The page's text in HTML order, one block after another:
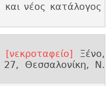
νέος κατάλογος
[νεκροταφείο] Ξένο,
27, Θεσσαλονίκη, Ν.